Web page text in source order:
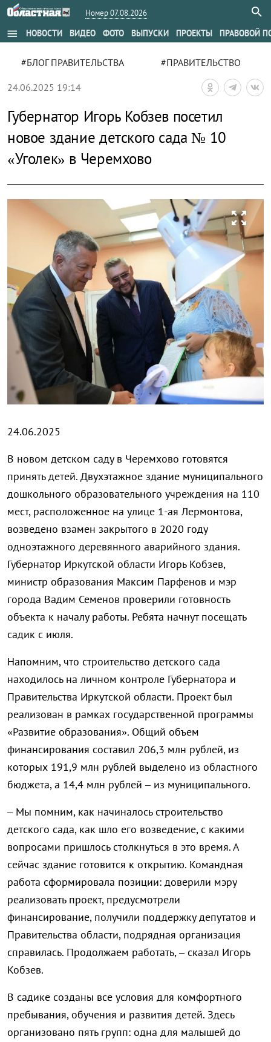
Номер 07.08.2026
menu НОВОСТИ ВИДЕО ФОТО ВЫПУСКИ ПРОЕКТЫ ПРАВОВОЙ
#БЛОГ ПРАВИТЕЛЬСТВА #ПРАВИТЕЛЬСТВО
24.06.2025 19:14
Губернатор Игорь Кобзев посетил
новое здание детского сада № 10
«Уголек» в Черемхово
zoom_out_map
24.06.2025
В новом детском саду в Черемхово готовятся
принять детей. Двухэтажное здание муниципального
дошкольного образовательного учреждения на 110
мест, расположенное на улице 1-ая Лермонтова,
возведено взамен закрытого в 2020 году
одноэтажного деревянного аварийного здания.
Губернатор Иркутской области Игорь Кобзев,
министр образования Максим Парфенов и мэр
города Вадим Семенов проверили готовность
объекта к началу работы. Ребята начнут посещать
садик с июля.
Напомним, что строительство детского сада
находилось на личном контроле Губернатора и
Правительства Иркутской области. Проект был
реализован в рамках государственной программы
«Развитие образования». Общий объем
финансирования составил 206,3 млн рублей, из
которых 191,9 млн рублей выделено из областного
бюджета, а 14,4 млн рублей – из муниципального.
– Мы помним, как начиналось строительство
детского сада, как шло его возведение, с какими
вопросами пришлось столкнуться в это время. А
сейчас здание готовится к открытию. Командная
работа сформировала позиции: доверили мэру
реализовать проект, предусмотрели
финансирование, получили поддержку депутатов и
Правительства области, подрядная организация
справилась. Продолжаем работать, – сказал Игорь
Кобзев.
В садике созданы все условия для комфортного
пребывания, обучения и развития детей. Здесь
организовано пять групп: одна для малышей до